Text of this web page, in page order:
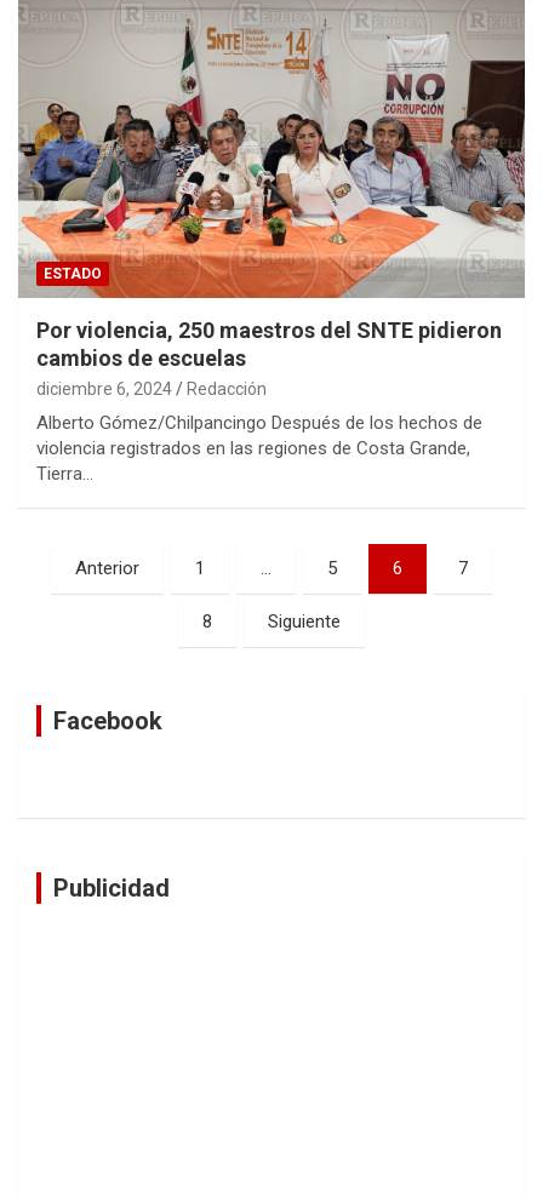
ESTADO
Por violencia, 250 maestros del SNTE pidieron
cambios de escuelas
diciembre 6, 2024 Redacción
Alberto Gómez/Chilpancingo Después de los hechos de
violencia registrados en las regiones de Costa Grande,
Tierra…
Navegación
de
Anterior 1 … 5 6 7
8 Siguiente
Facebook
Publicidad